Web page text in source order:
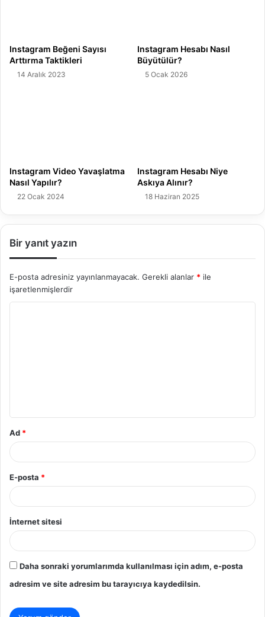
Instagram Beğeni Sayısı
Arttırma Taktikleri
14 Aralık 2023
Instagram Hesabı Nasıl
Büyütülür?
5 Ocak 2026
Instagram Video Yavaşlatma
Nasıl Yapılır?
22 Ocak 2024
Instagram Hesabı Niye
Askıya Alınır?
18 Haziran 2025
Bir yanıt yazın
E-posta adresiniz yayınlanmayacak. Gerekli alanlar * ile
işaretlenmişlerdir
Ad *
E-posta *
İnternet sitesi
Daha sonraki yorumlarımda kullanılması için adım, e-posta
adresim ve site adresim bu tarayıcıya kaydedilsin.